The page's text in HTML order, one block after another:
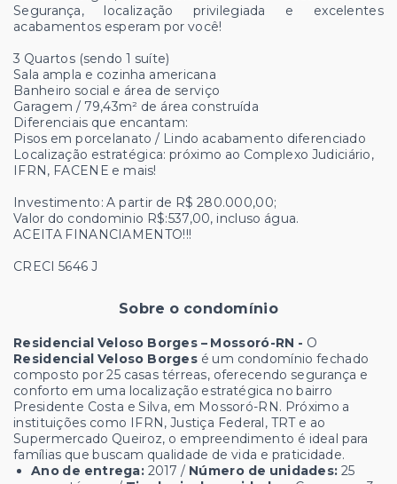
Segurança, localização privilegiada e excelentes
acabamentos esperam por você!
3 Quartos (sendo 1 suíte)
Sala ampla e cozinha americana
Banheiro social e área de serviço
Garagem / 79,43m² de área construída
Diferenciais que encantam:
Pisos em porcelanato / Lindo acabamento diferenciado
Localização estratégica: próximo ao Complexo Judiciário,
IFRN, FACENE e mais!
Investimento: A partir de R$ 280.000,00;
Valor do condominio R$:537,00, incluso água.
ACEITA FINANCIAMENTO!!!
CRECI 5646 J
Sobre o condomínio
Residencial Veloso Borges – Mossoró-RN - O
Residencial Veloso Borges é um condomínio fechado
composto por 25 casas térreas, oferecendo segurança e
conforto em uma localização estratégica no bairro
Presidente Costa e Silva, em Mossoró-RN. Próximo a
instituições como IFRN, Justiça Federal, TRT e ao
Supermercado Queiroz, o empreendimento é ideal para
famílias que buscam qualidade de vida e praticidade.
Ano de entrega: 2017 / Número de unidades: 25